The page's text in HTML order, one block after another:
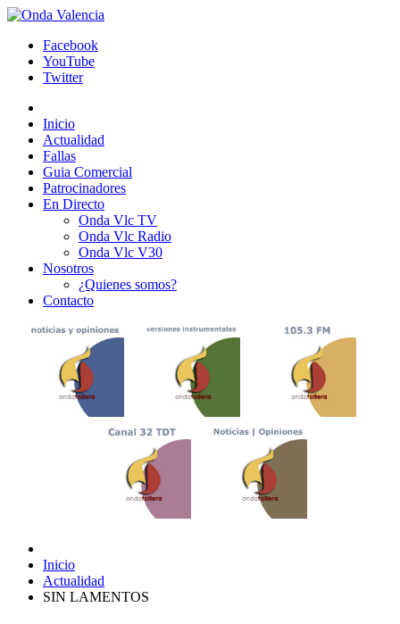
Facebook
YouTube
Twitter
Inicio
Actualidad
Fallas
Guia Comercial
Patrocinadores
En Directo
Onda Vlc TV
Onda Vlc Radio
Onda Vlc V30
Nosotros
¿Quienes somos?
Contacto
Inicio
Actualidad
SIN LAMENTOS